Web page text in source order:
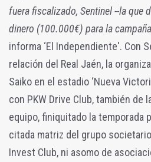
fuera fiscalizado, Sentinel --la que
dinero (100.000€) para la
informa ‘El Independiente'. Con
relación del Real Jaén, la
Saiko en el estadio ‘Nueva
con PKW Drive Club, también de
equipo, finiquitado la temporada
citada matriz del grupo
Invest Club, ni asomo de